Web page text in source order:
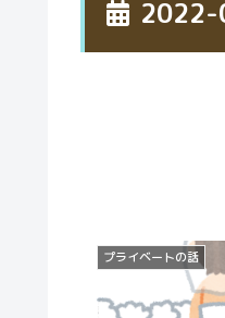
2022-
プライベートの話